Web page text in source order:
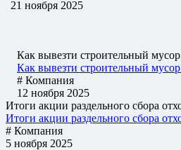
21 ноября 2025
Как вывезти строительный
Как вывезти строительный
# Компания
12 ноября 2025
Итоги акции раздельного сбора
Итоги акции раздельного сбора
# Компания
5 ноября 2025